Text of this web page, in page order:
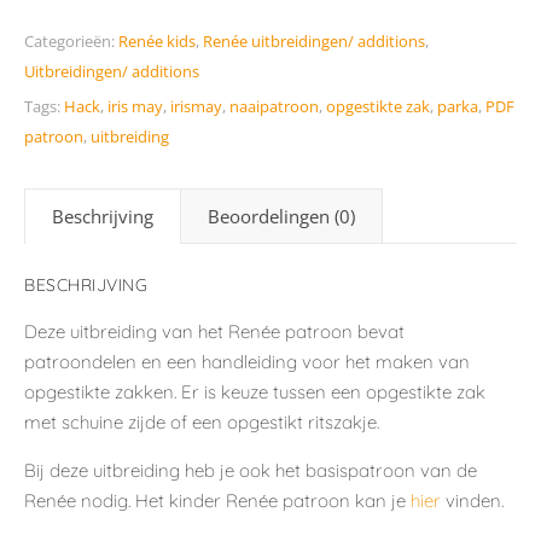
Categorieën: Renée kids, Renée uitbreidingen/ additions,
Uitbreidingen/ additions
Tags: Hack, iris may, irismay, naaipatroon,opgestikte zak, parka, PDF
patroon, uitbreiding
Beschrijving Beoordelingen (0)
BESCHRIJVING
Deze uitbreiding van het Renée patroon bevat
patroondelen en een handleiding voor het maken van
opgestikte zakken. Er is keuze tussen een opgestikte zak
met schuine zijde of een opgestikt ritszakje.
Bij deze uitbreiding heb je ook het basispatroon van de
Renée nodig. Het kinder Renée patroon kan je hier vinden.